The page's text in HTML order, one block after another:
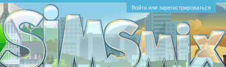
Войти или зарегистрироваться